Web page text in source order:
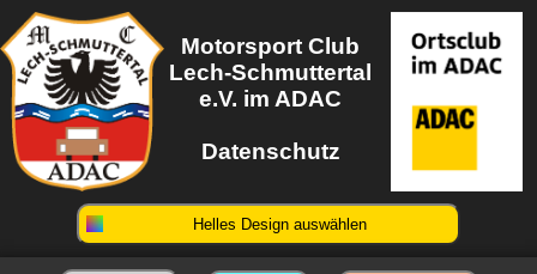
Motorsport Club
Lech-Schmuttertal
e.V. im ADAC
Datenschutz
Helles Design auswählen